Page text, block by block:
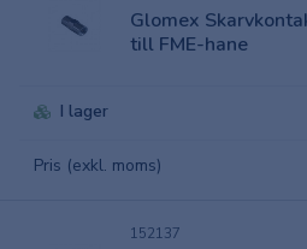
Glomex
till FME-hane
I lager
Pris (exkl. moms)
152137